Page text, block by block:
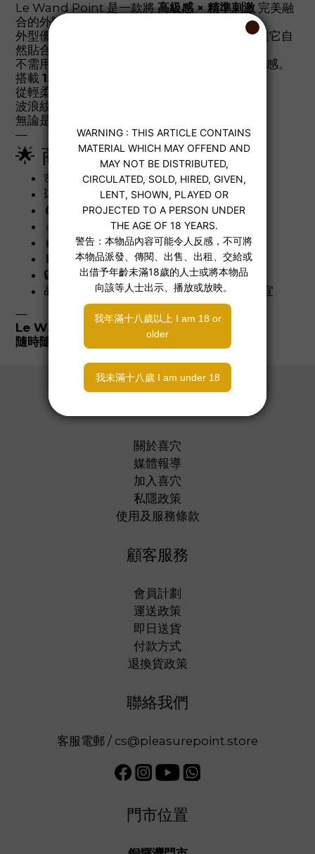
Le Wand Point 是一款將高級感 × 精準刺激 完美融
合的外陰震動器。
外型優雅，符合女性身體曲線，
加重機身設計讓它自
然貼合私處，
不需用手固定，也能輕鬆享受「無手高潮」的快感。
搭載 15 種震動模式 × 6 段強度
從輕柔挑逗到深層震撼，皆能一鍵掌控。
波浪紋路矽膠頭可放平使用或微按按摩，
無論是獨享還是與伴侶共玩，皆能恰到好處。
—
🌟 商品特色：
🌸 人體工學設計，完美貼合外陰
💥 15 種模式 × 6 段震力，90 組震感
🧲 加重機身，實現無手高潮
💧 IPX7 防水設計，浴室也能盡情享受
🧴 矽膠震頭帶有波浪紋路，刺激升級
🔋 USB 充電，續航約 1 小時
🔒 旅行鎖功能 + LED 充電顯示
🎁 附絨布收納袋，優雅包裝，送禮自用皆宜
—
Le Wand Point，把高潮握在掌心，
隨時隨地，貼身相伴 🌷💫
關於喜穴
媒體報導
加入喜穴
私隱政策
使用及服務條款
顧客服務
會員計劃
運送政策
即日送貨
付款方式
退換貨政策
聯絡我們
客服電郵 / cs@pleasurepoint.store
門市位置